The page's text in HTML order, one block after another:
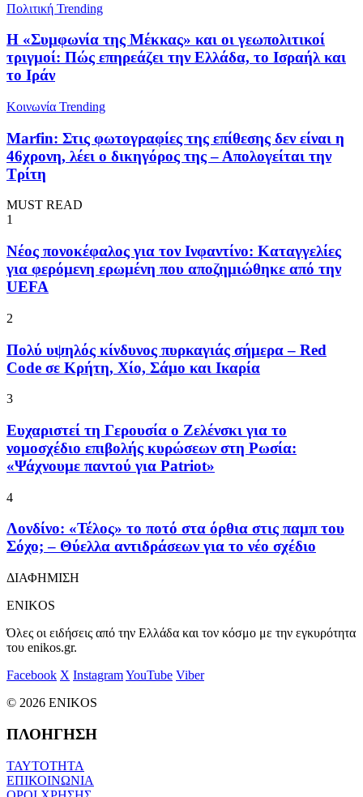
Πολιτική Trending
Η «Συμφωνία της Μέκκας» και οι γεωπολιτικοί
τριγμοί: Πώς επηρεάζει την Ελλάδα, το Ισραήλ και
το Ιράν
Κοινωνία Trending
Marfin: Στις φωτογραφίες της επίθεσης δεν είναι η
46χρονη, λέει ο δικηγόρος της – Απολογείται την
Τρίτη
MUST READ
1
Νέος πονοκέφαλος για τον Ινφαντίνο: Καταγγελίες
για φερόμενη ερωμένη που αποζημιώθηκε από την
UEFA
2
Πολύ υψηλός κίνδυνος πυρκαγιάς σήμερα – Red
Code σε Κρήτη, Χίο, Σάμο και Ικαρία
3
Ευχαριστεί τη Γερουσία ο Ζελένσκι για το
νομοσχέδιο επιβολής κυρώσεων στη Ρωσία:
«Ψάχνουμε παντού για Patriot»
4
Λονδίνο: «Τέλος» το ποτό στα όρθια στις παμπ του
Σόχο; – Θύελλα αντιδράσεων για το νέο σχέδιο
ΔΙΑΦΗΜΙΣΗ
ENIKOS
Όλες οι ειδήσεις από την Ελλάδα και τον κόσμο με την εγκυρότητα
του enikos.gr.
Facebook X InstagramYouTube Viber
© 2026 ENIKOS
ΠΛΟΗΓΗΣΗ
ΤΑΥΤΟΤΗΤΑ
ΕΠΙΚΟΙΝΩΝΙΑ